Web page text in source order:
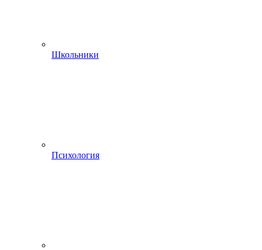
Школьники
Психология